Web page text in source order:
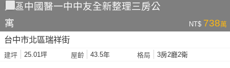
北區中國醫一中中友全新整理三房公
寓
NT$ 738萬
台中市北區瑞祥街
建坪 25.01坪 屋齡 43.5年 格局 3房2廳2衛